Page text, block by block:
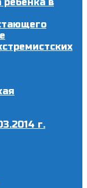
г.